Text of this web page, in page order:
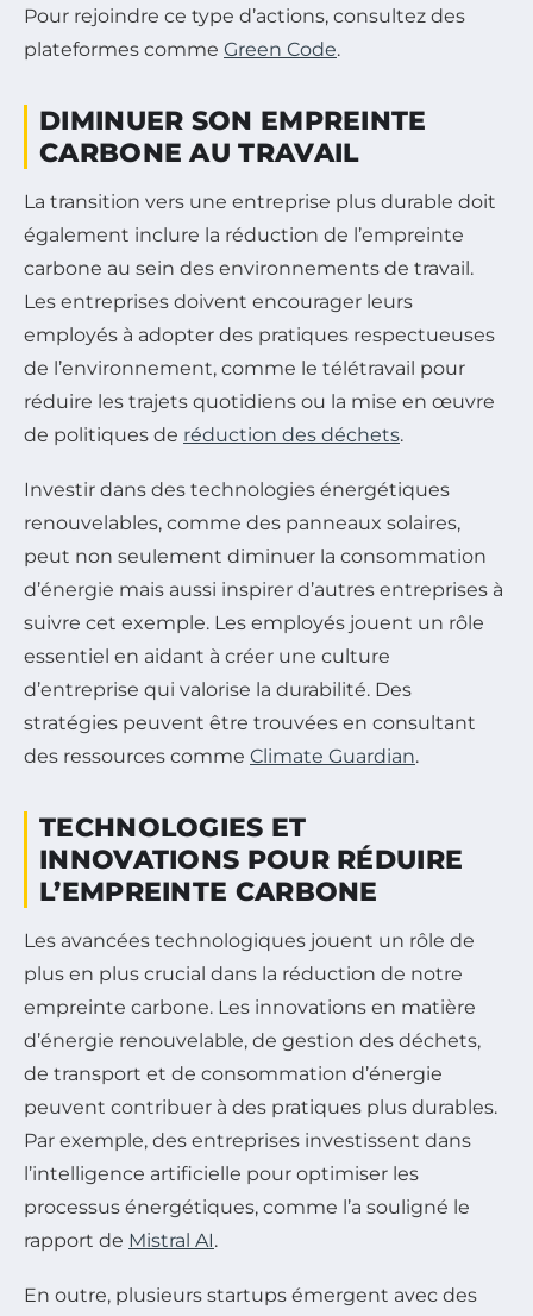
Pour rejoindre ce type d’actions, consultez des
plateformes comme Green Code.
DIMINUER SON EMPREINTE
CARBONE AU TRAVAIL
La transition vers une entreprise plus durable doit
également inclure la réduction de l’empreinte
carbone au sein des environnements de travail.
Les entreprises doivent encourager leurs
employés à adopter des pratiques respectueuses
de l’environnement, comme le télétravail pour
réduire les trajets quotidiens ou la mise en œuvre
de politiques de réduction des déchets.
Investir dans des technologies énergétiques
renouvelables, comme des panneaux solaires,
peut non seulement diminuer la consommation
d’énergie mais aussi inspirer d’autres entreprises à
suivre cet exemple. Les employés jouent un rôle
essentiel en aidant à créer une culture
d’entreprise qui valorise la durabilité. Des
stratégies peuvent être trouvées en consultant
des ressources comme Climate Guardian.
TECHNOLOGIES ET
INNOVATIONS POUR RÉDUIRE
L’EMPREINTE CARBONE
Les avancées technologiques jouent un rôle de
plus en plus crucial dans la réduction de notre
empreinte carbone. Les innovations en matière
d’énergie renouvelable, de gestion des déchets,
de transport et de consommation d’énergie
peuvent contribuer à des pratiques plus durables.
Par exemple, des entreprises investissent dans
l’intelligence artificielle pour optimiser les
processus énergétiques, comme l’a souligné le
rapport de Mistral AI.
En outre, plusieurs startups émergent avec des